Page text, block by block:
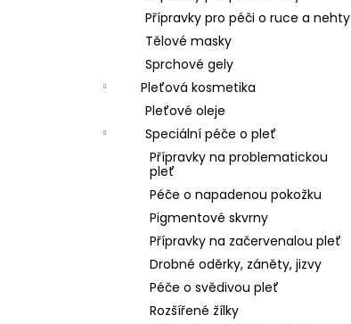
Přípravky pro péči o ruce a nehty
Tělové masky
Sprchové gely
Pleťová kosmetika
Pleťové oleje
Speciální péče o pleť
Přípravky na problematickou
pleť
Péče o napadenou pokožku
Pigmentové skvrny
Přípravky na začervenalou pleť
Drobné oděrky, záněty, jizvy
Péče o svědivou pleť
Rozšířené žílky